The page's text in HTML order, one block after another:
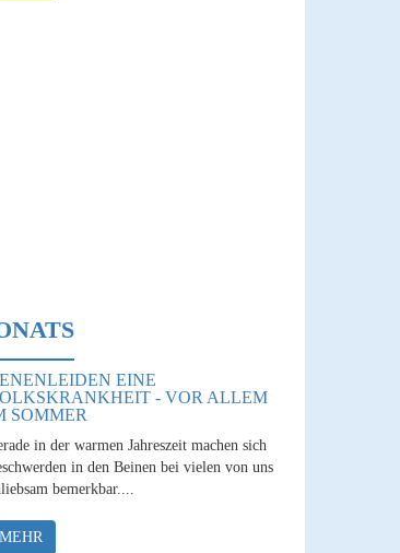
EINE
- VOR ALLEM
SOMMER
in der warmen Jahreszeit machen sich
in den Beinen bei vielen von uns
bemerkbar....
MEHR